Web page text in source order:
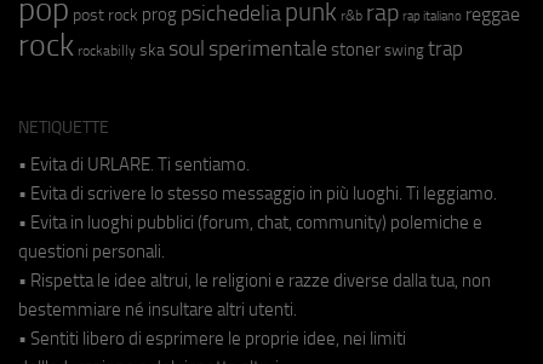
pop post rock prog psichedeliapunk r&b rap rap italiano reggae
rock rockabilly ska soul sperimentale stoner swing trap
NETIQUETTE
• Evita di URLARE. Ti sentiamo.
• Evita di scrivere lo stesso messaggio in più luoghi. Ti leggiamo.
• Evita in luoghi pubblici (forum, chat, community) polemiche e
questioni personali.
• Rispetta le idee altrui, le religioni e razze diverse dalla tua, non
bestemmiare né insultare altri utenti.
• Sentiti libero di esprimere le proprie idee, nei limiti